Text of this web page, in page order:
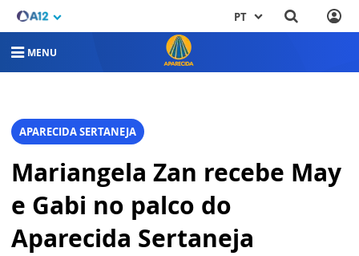
PT
MENU
APARECIDA SERTANEJA
Mariangela Zan recebe May
e Gabi no palco do
Aparecida Sertaneja